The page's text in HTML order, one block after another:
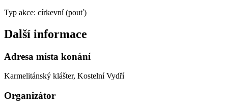
Typ akce: církevní (pouť)
Další informace
Adresa místa konání
Karmelitánský klášter, Kostelní Vydří
Organizátor